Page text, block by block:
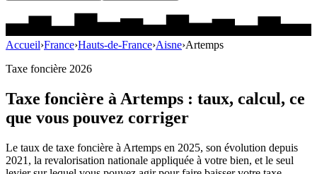
Accueil›France›Hauts-de-France›Aisne›Artemps
Taxe foncière 2026
Taxe foncière àArtemps : taux, calcul, ce
que vous pouvez corriger
Le taux de taxe foncière à Artemps en 2025, son évolution depuis
2021, la revalorisation nationale appliquée à votre bien, et le seul